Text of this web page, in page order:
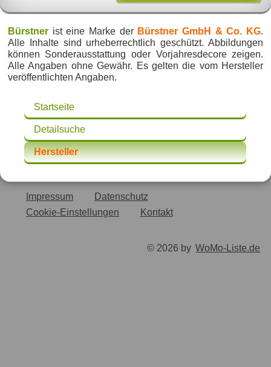
Bürstnerist eine Marke der Bürstner GmbH & Co. KG.
Alle Inhalte sind urheberrechtlich geschützt. Abbildungen
können Sonderausstattung oder Vorjahresdecore zeigen.
Alle Angaben ohne Gewähr. Es gelten die vom Hersteller
veröffentlichten Angaben.
Startseite
Detailsuche
Hersteller
Impressum
Datenschutz
Cookie-Einstellungen
Kontakt
© 2026 by WoMo-Liste.de